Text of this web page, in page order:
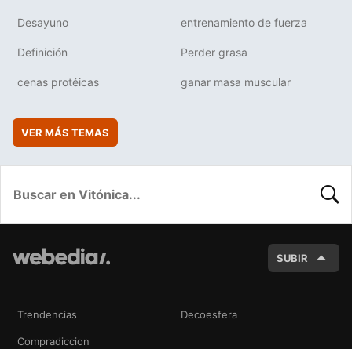
Desayuno entrenamiento de fuerza
Definición Perder grasa
cenas protéicas ganar masa muscular
VER MÁS TEMAS
SUBIR
Trendencias Decoesfera
Compradiccion